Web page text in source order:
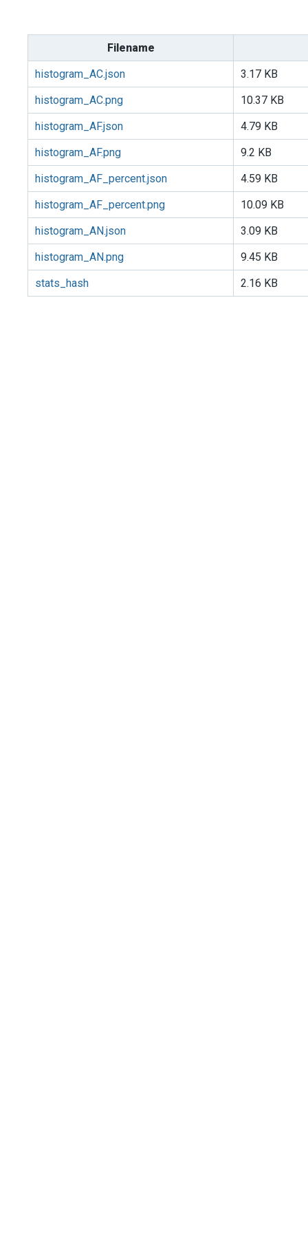
Filename
histogram_AC.json
3.17 KB
histogram_AC.png
10.37 KB
histogram_AF.json
4.79 KB
histogram_AF.png
9.2 KB
histogram_AF_percent.json
4.59 KB
histogram_AF_percent.png
10.09 KB
histogram_AN.json
3.09 KB
histogram_AN.png
9.45 KB
stats_hash
2.16 KB